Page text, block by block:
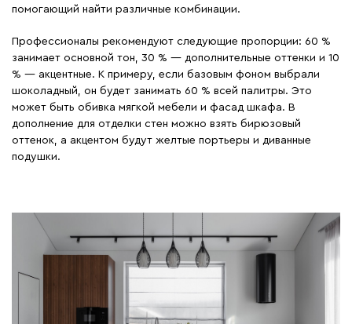
помогающий найти различные комбинации.
Профессионалы рекомендуют следующие пропорции: 60 %
занимает основной тон, 30 % — дополнительные оттенки и 10
% — акцентные. К примеру, если базовым фоном выбрали
шоколадный, он будет занимать 60 % всей палитры. Это
может быть обивка мягкой мебели и фасад шкафа. В
дополнение для отделки стен можно взять бирюзовый
оттенок, а акцентом будут желтые портьеры и диванные
подушки.